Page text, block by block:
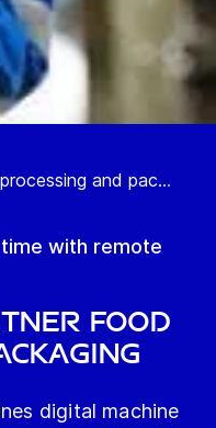
and pac...
with remote
Food
digital machine